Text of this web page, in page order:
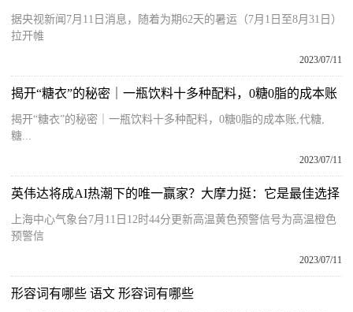
据央视新闻7月11日消息，随着为期62天的暑运（7月1日至8月31日）
拉开帷
2023/07/11
揭开“糖衣”的秘密｜一瓶饮料十多种配料，0糖0脂的成本账
揭开“糖衣”的秘密｜一瓶饮料十多种配料，0糖0脂的成本账,代糖,
糖...
2023/07/11
英伟达将成AI热潮下的唯一赢家？大摩力挺：它是最佳选择
上海中心气象台7月11日12时44分更新高温黄色预警信号为高温橙色
预警信
2023/07/11
形容词有哪些 语文 形容词有哪些